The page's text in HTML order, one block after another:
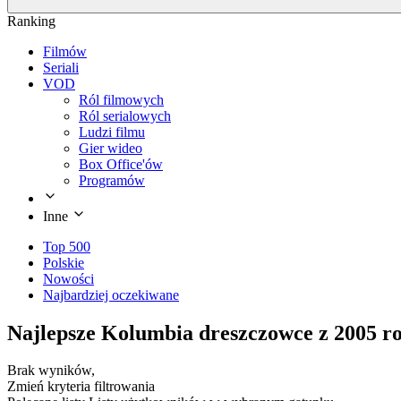
Ranking
Filmów
Seriali
VOD
Ról filmowych
Ról serialowych
Ludzi filmu
Gier wideo
Box Office'ów
Programów
Inne
Top 500
Polskie
Nowości
Najbardziej oczekiwane
Najlepsze Kolumbia dreszczowce z 2005
Brak wyników,
Zmień kryteria filtrowania